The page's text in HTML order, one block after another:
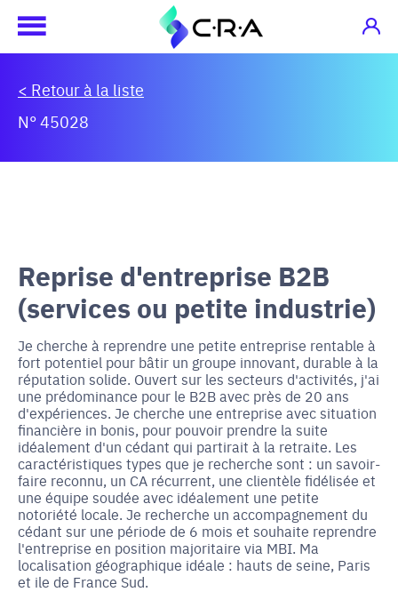
< Retour à la liste
N° 45028
Reprise d'entreprise B2B
(services ou petite industrie)
Je cherche à reprendre une petite entreprise rentable à
fort potentiel pour bâtir un groupe innovant, durable à la
réputation solide. Ouvert sur les secteurs d'activités, j'ai
une prédominance pour le B2B avec près de 20 ans
d'expériences. Je cherche une entreprise avec situation
financière in bonis, pour pouvoir prendre la suite
idéalement d'un cédant qui partirait à la retraite. Les
caractéristiques types que je recherche sont : un savoir-
faire reconnu, un CA récurrent, une clientèle fidélisée et
une équipe soudée avec idéalement une petite
notoriété locale. Je recherche un accompagnement du
cédant sur une période de 6 mois et souhaite reprendre
l'entreprise en position majoritaire via MBI. Ma
localisation géographique idéale : hauts de seine, Paris
et ile de France Sud.